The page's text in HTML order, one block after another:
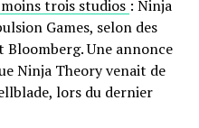
trois studios : Ninja
Games, selon des
Une annonce
Ninja Theory venait de
lors du dernier